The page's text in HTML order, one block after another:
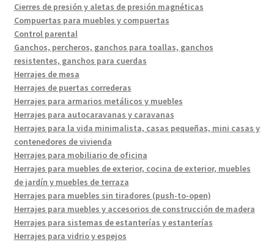
Cierres de presión y aletas de presión magnéticas
Compuertas para muebles y compuertas
Control parental
Ganchos, percheros, ganchos para toallas, ganchos
resistentes, ganchos para cuerdas
Herrajes de mesa
Herrajes de puertas correderas
Herrajes para armarios metálicos y muebles
Herrajes para autocaravanas y caravanas
Herrajes para la vida minimalista, casas pequeñas, mini casas y
contenedores de vivienda
Herrajes para mobiliario de oficina
Herrajes para muebles de exterior, cocina de exterior, muebles
de jardín y muebles de terraza
Herrajes para muebles sin tiradores (push-to-open)
Herrajes para muebles y accesorios de construcción de madera
Herrajes para sistemas de estanterías y estanterías
Herrajes para vidrio y espejos